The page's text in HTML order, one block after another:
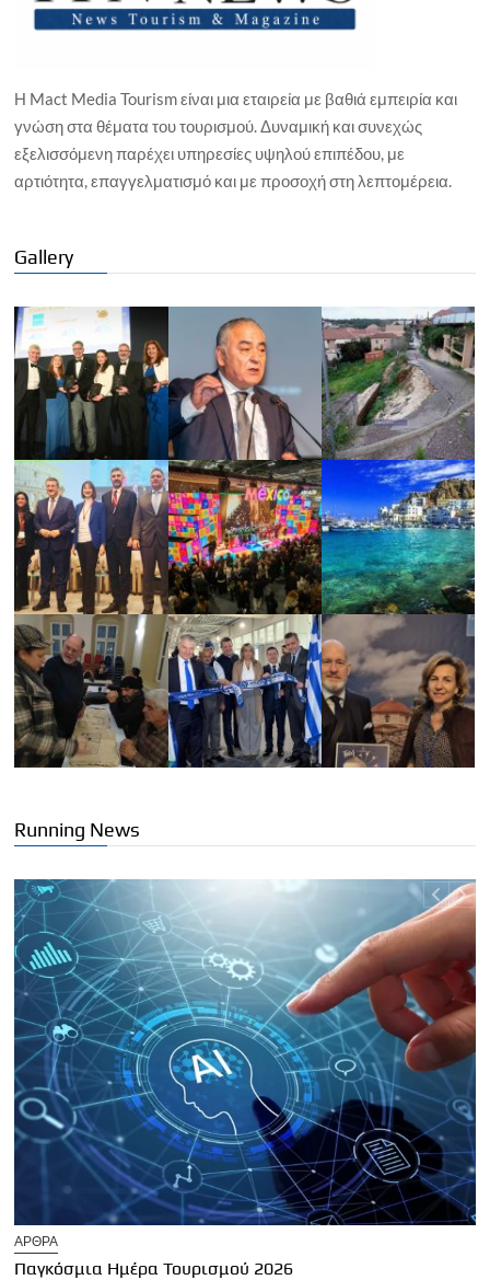
Η Mact Media Tourism είναι μια εταιρεία με βαθιά εμπειρία και
γνώση στα θέματα του τουρισμού. Δυναμική και συνεχώς
εξελισσόμενη παρέχει υπηρεσίες υψηλού επιπέδου, με
αρτιότητα, επαγγελματισμό και με προσοχή στη λεπτομέρεια.
Gallery
Running News
ΑΡΘΡΑ
Παγκόσμια Ημέρα Τουρισμού 2026